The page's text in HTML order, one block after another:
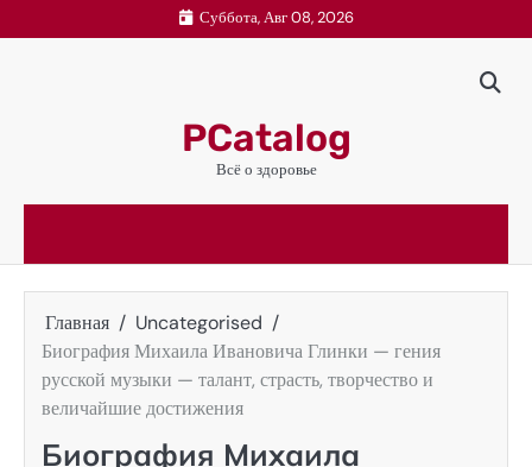
к
Суббота, Авг 08, 2026
PCatalog
Всё о здоровье
Главная
Uncategorised
Биография Михаила Ивановича Глинки — гения
русской музыки — талант, страсть, творчество и
величайшие достижения
Биография Михаила